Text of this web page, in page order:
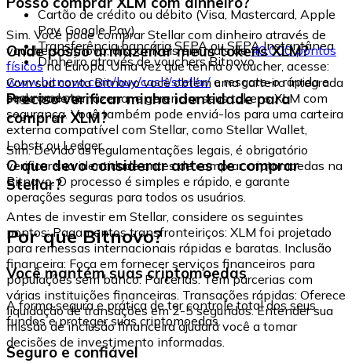
Cartão de crédito ou débito (Visa, Mastercard, Apple
Pay, Google Pay)
Transferência bancária SEPA ou SEPA Instantânea
Dinheiro através de vouchers Bitnovo
Sim. Você pode comprar Stellar com dinheiro através de
vouchers Bitnovo, disponíveis em mais de40.000 pontos
físicosna Europa. Uma vez que tenha o voucher, acesse:
www.bitnovo.com/buy/cash/stellar/ e resgate-o rápida e
seguramente.
Onde posso armazenar meus tokens XLM?
Com sua conta Bitnovo você obtém uma carteira integrada
onde pode armazenar e gerenciar seus tokens XLM com
segurança. Você também pode enviá-los para uma carteira
externa compatível com Stellar, como Stellar Wallet,
Lobstr ou Ledger.
Preciso verificar minha identidade para
comprar XLM?
Sim. Devido às regulamentações legais, é obrigatório
verificar sua identidade antes de comprar criptomoedas na
Bitnovo. O processo é simples e rápido, e garante
operações seguras para todos os usuários.
O que devo considerar antes de comprar
Stellar?
Antes de investir em Stellar, considere os seguintes
pontos: Pagamentos transfronteiriços: XLM foi projetado
para remessas internacionais rápidas e baratas. Inclusão
financeira: Foca em fornecer serviços financeiros para
populações sem banco. Parcerias: Tem parcerias com
várias instituições financeiras. Transações rápidas: Oferece
liquidação de transações em 2-5 segundos. Entender sua
missão de inclusão financeira ajudará você a tomar
decisões de investimento informadas.
Por que Bitnovo?
Você mantém suas criptomoedas
A forma segura e prática de ter controle total dos seus
fundos e proteger suas criptomoedas.
Seguro e confiável